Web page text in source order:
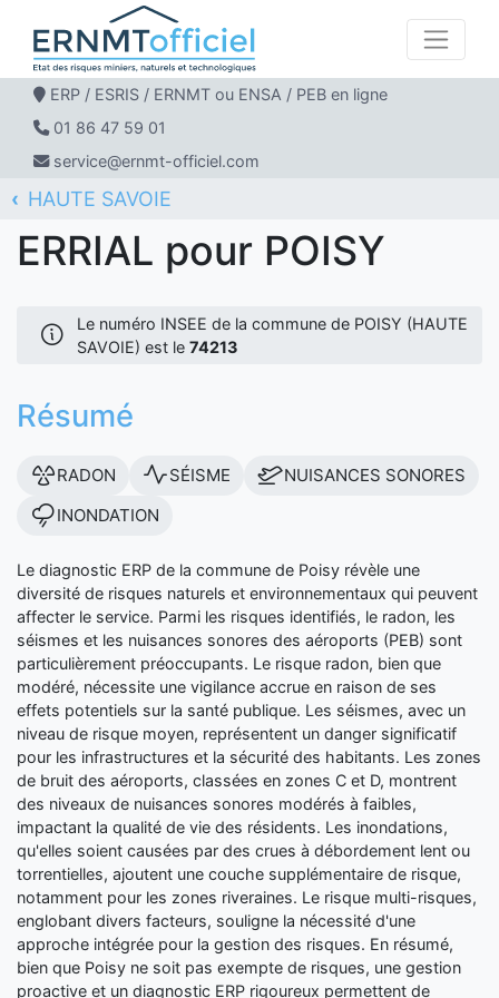
ERP / ESRIS / ERNMT ou ENSA / PEB en ligne
01 86 47 59 01
service@ernmt-officiel.com
ERNMT Officiel
ERRIAL
HAUTE SAVOIE
POISY
ERRIAL pour POISY
Le numéro INSEE de la commune de POISY (HAUTE
SAVOIE) est le 74213
Résumé
RADON SÉISME
NUISANCES SONORES
INONDATION
Le diagnostic ERP de la commune de Poisy révèle une
diversité de risques naturels et environnementaux qui peuvent
affecter le service. Parmi les risques identifiés, le radon, les
séismes et les nuisances sonores des aéroports (PEB) sont
particulièrement préoccupants. Le risque radon, bien que
modéré, nécessite une vigilance accrue en raison de ses
effets potentiels sur la santé publique. Les séismes, avec un
niveau de risque moyen, représentent un danger significatif
pour les infrastructures et la sécurité des habitants. Les zones
de bruit des aéroports, classées en zones C et D, montrent
des niveaux de nuisances sonores modérés à faibles,
impactant la qualité de vie des résidents. Les inondations,
qu'elles soient causées par des crues à débordement lent ou
torrentielles, ajoutent une couche supplémentaire de risque,
notamment pour les zones riveraines. Le risque multi-risques,
englobant divers facteurs, souligne la nécessité d'une
approche intégrée pour la gestion des risques. En résumé,
bien que Poisy ne soit pas exempte de risques, une gestion
proactive et un diagnostic ERP rigoureux permettent de